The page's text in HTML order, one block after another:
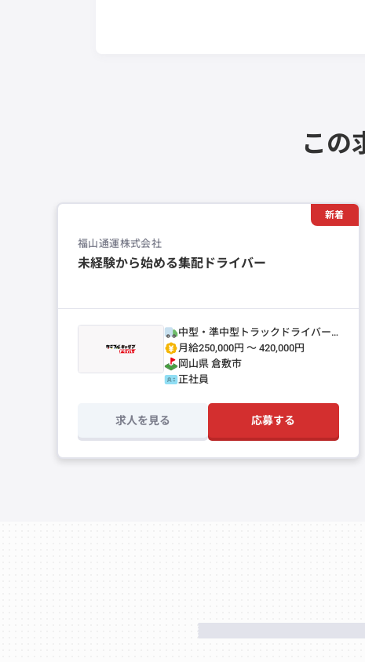
この
新着
福山通運株式会社
未経験から始める集配ドライバー
中型・準中型トラックドライバー
(4t～)
月給250,000円 〜 420,000円
岡山県 倉敷市
正社員
求人を見る 応募する